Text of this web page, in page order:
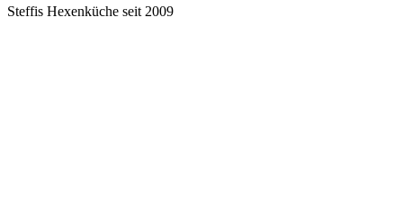
Steffis Hexenküche seit 2009